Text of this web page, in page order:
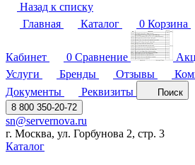
Назад к списку
Главная
Каталог 0 Корзина
Кабинет 0 Сравнение
Услуги
Бренды Отзывы
Документы
Реквизиты Поиск
8 800 350-20-72
sn@servernova.ru
г. Москва, ул. Горбунова 2, стр. 3
Каталог